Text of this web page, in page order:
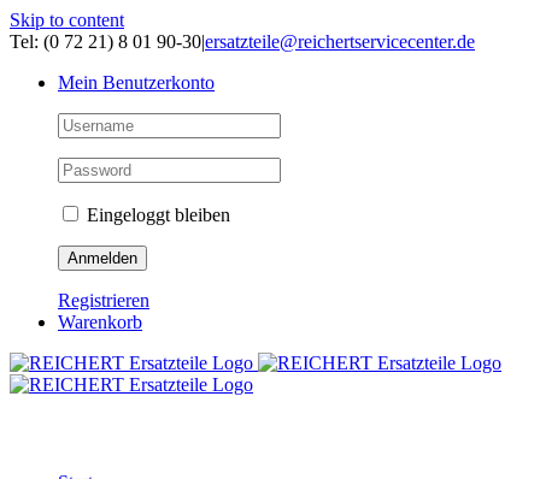
Skip to content
Tel: (0 72 21) 8 01 90-30|ersatzteile@reichertservicecenter.de
Mein Benutzerkonto
Eingeloggt bleiben
Registrieren
Warenkorb